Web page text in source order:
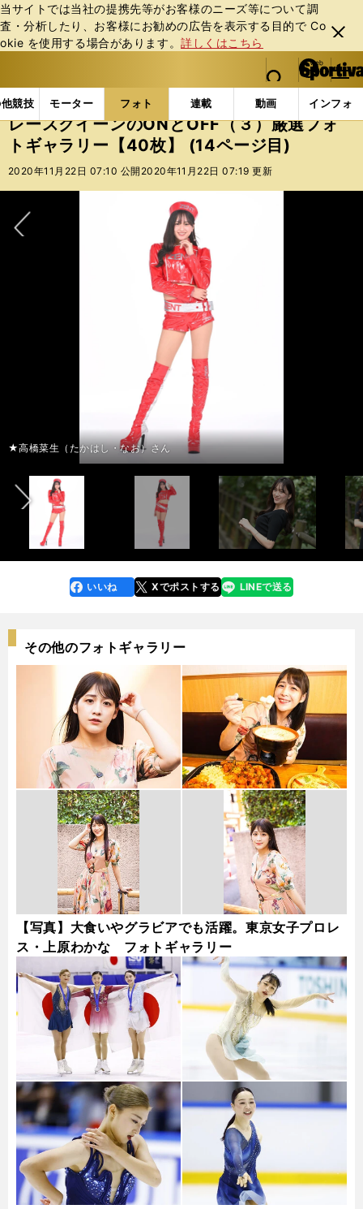
当サイトでは当社の提携先等がお客様のニーズ等について調
査・分析したり、お客様にお勧めの広告を表⽰する⽬的で Co
okie を使⽤する場合があります。詳しくはこちら
閉じ
る
web Sportiva (webスポルティーバ)
検索
マイペ
ー
ジ
メニュ
競技 モーター フォト 連載 動画 インフォ
b
ス
ポ
ル
バ
フォトギャラリー スポーツビーナスギャラリー レ
レースクイーンのONとOFF（３）厳選フォ
トギャラリー【40枚】 (14ページ目)
2020年11月22日 07:10 公開 2020年11月22日 07:19 更新
★高橋菜生（たかはし・なお）さん
前へ
faceboo
k
いいね Xでポストする
line LINEで送る
その他のフォトギャラリー
【写真】大食いやグラビアでも活躍。東京女子プロレ
ス・上原わかな フォトギャラリー